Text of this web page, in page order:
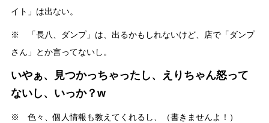
イト」は出ない。
※ 「長八、ダンプ」は、出るかもしれないけど、店で「ダンプ
さん」とか言ってないし。
いやぁ、見つかっちゃったし、えりちゃん怒って
ないし、いっか？w
※ 色々、個人情報も教えてくれるし、（書きませんよ！）